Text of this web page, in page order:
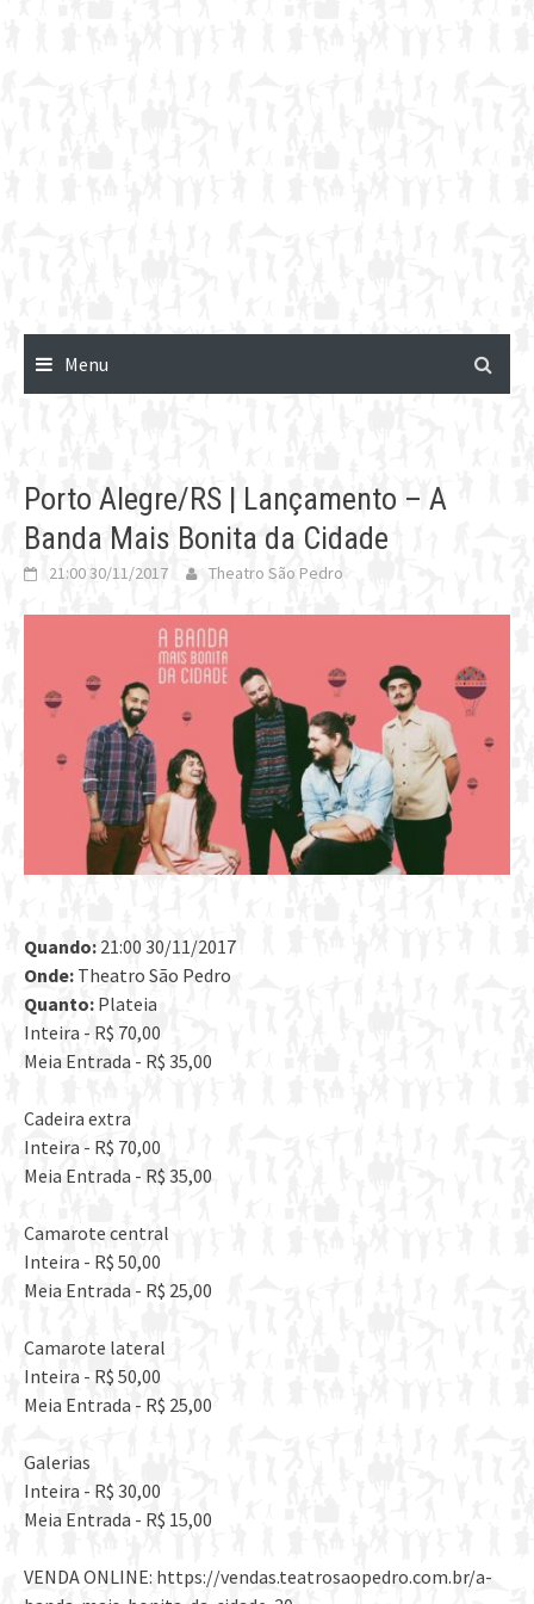
Menu
Porto Alegre/RS | Lançamento – A
Banda Mais Bonita da Cidade
21:00 30/11/2017 Theatro São Pedro
Quando: 21:00 30/11/2017
Onde: Theatro São Pedro
Quanto: Plateia
Inteira - R$ 70,00
Meia Entrada - R$ 35,00
Cadeira extra
Inteira - R$ 70,00
Meia Entrada - R$ 35,00
Camarote central
Inteira - R$ 50,00
Meia Entrada - R$ 25,00
Camarote lateral
Inteira - R$ 50,00
Meia Entrada - R$ 25,00
Galerias
Inteira - R$ 30,00
Meia Entrada - R$ 15,00
VENDA ONLINE: https://vendas.teatrosaopedro.com.br/a-